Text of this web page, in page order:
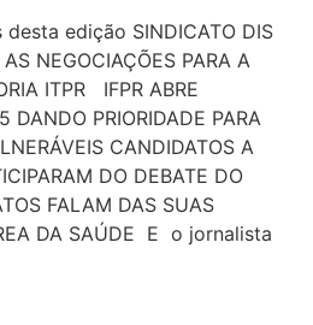
edição SINDICATO DIS
NEGOCIAÇÕES PARA A
ITPR IFPR ABRE
DANDO PRIORIDADE PARA
CANDIDATOS A
DO DEBATE DO
FALAM DAS SUAS
DA SAÚDE E o jornalista